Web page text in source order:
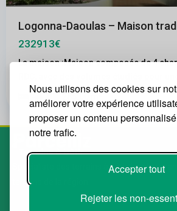
Nous utilisons des cookies sur
améliorer votre expérience
proposer un contenu
notre trafic.
Accepter tout
Rejeter les non-
Logonna-Daoulas – Maison
232913€
La maison :Maison composée de 4
2
Spécialiste des terrains à bâtir. Le plus
terrains de la région.